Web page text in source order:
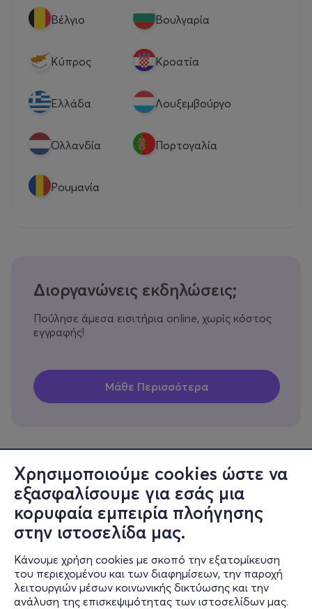
Χρησιμοποιούμε cookies ώστε να
εξασφαλίσουμε για εσάς μια
κορυφαία εμπειρία πλοήγησης
στην ιστοσελίδα μας.
Κάνουμε χρήση cookies με σκοπό την εξατομίκευση
του περιεχομένου και των διαφημίσεων, την παροχή
λειτουργιών μέσων κοινωνικής δικτύωσης και την
ανάλυση της επισκεψιμότητας των ιστοσελίδων μας.
Βέλγιο Βουλγαρία
Κύπρος Κροατία
Eλλάδα Λουξεμβούργο
Ολλανδία Πορτογαλία
Ρουμανία
Διοργανώνεις εκδηλώσεις;
Πούλησε άμεσα εισιτήρια online, χωρίς κόστος
εγγραφής!
Πληροφορίες
Υποστήριξη
Stay Connected